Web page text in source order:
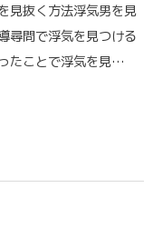
見抜く方法浮気男を見
尋問で浮気を見つける
たことで浮気を見…